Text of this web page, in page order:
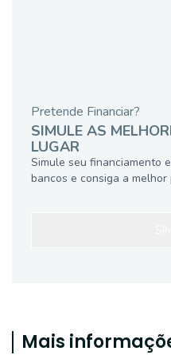
Pretende Financiar?
SIMULE AS
LUGAR
Simule seu financiamento
bancos e consiga a melhor
Mais